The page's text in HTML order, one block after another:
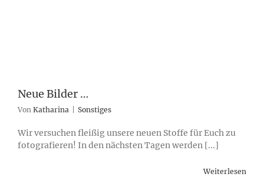
Neue Bilder …
Von Katharina Sonstiges
Wir versuchen fleißig unsere neuen Stoffe für Euch zu
fotografieren! In den nächsten Tagen werden [...]
Weiterlesen